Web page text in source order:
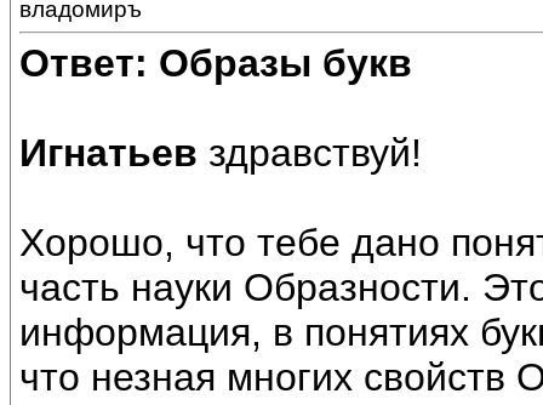
владомиръ
Ответ: Образы букв
Игнатьев здравствуй!
Хорошо, что тебе дано
часть науки Образности.
информация, в понятиях
что незная многих свойств